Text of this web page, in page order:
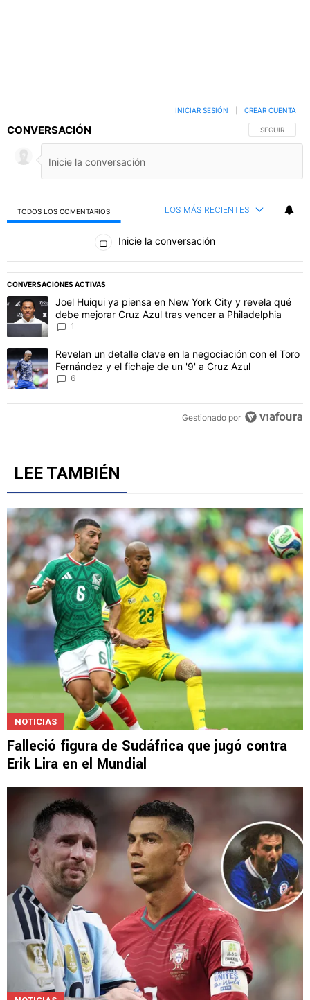
CONVERSACIÓN SIGA ESTA
SEGUIR
INICIAR SESIÓN CREAR CUENTA
TODOS LOS COMENTARIOS LOS MÁS RECIENTES
Todos los comentarios
Inicie la conversación
CONVERSACIONES ACTIVAS
Este listado muestra los artículos con más comentarios en los
Un artículo de tendencia con el título "Joel Huiqui ya piensa en
Joel Huiqui ya piensa en New York City y revela qué
debe mejorar Cruz Azul tras vencer a Philadelphia
Un artículo de tendencia con el título "Revelan un detalle clave
Revelan un detalle clave en la negociación con el Toro
LEE TAMBIÉN
Falleció figura de Sudáfrica que jugó contra
Erik Lira en el Mundial